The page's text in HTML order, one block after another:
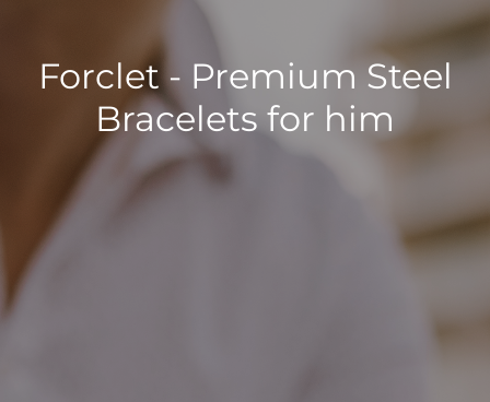
Forclet - Premium Steel
Bracelets for him